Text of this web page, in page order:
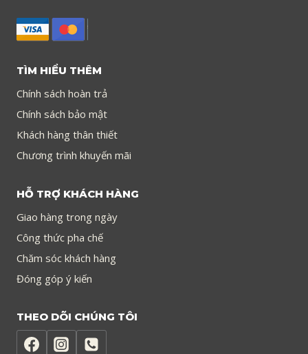
TÌM HIỂU THÊM
Chính sách hoàn trả
Chính sách bảo mật
Khách hàng thân thiết
Chương trình khuyến mãi
HỖ TRỢ KHÁCH HÀNG
Giao hàng trong ngày
Công thức pha chế
Chăm sóc khách hàng
Đóng góp ý kiến
THEO DÕI CHÚNG TÔI